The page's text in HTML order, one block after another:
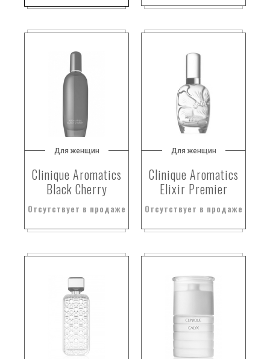
Для женщин
Clinique Aromatics
Black Cherry
Отсутствует в продаже
Для женщин
Clinique Aromatics
Elixir Premier
Отсутствует в продаже